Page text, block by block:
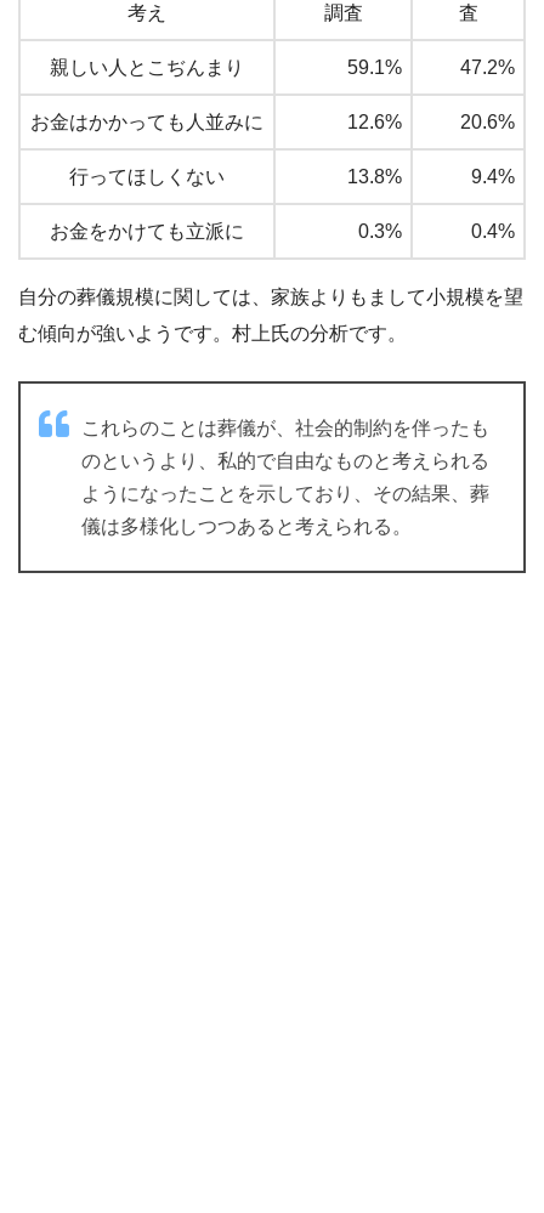
考え
調査
査
親しい人とこぢんまり 59.1% 47.2%
お金はかかっても人並みに 12.6% 20.6%
行ってほしくない 13.8% 9.4%
お金をかけても立派に 0.3% 0.4%
自分の葬儀規模に関しては、家族よりもまして小規模を望
む傾向が強いようです。村上氏の分析です。
これらのことは葬儀が、社会的制約を伴ったも
のというより、私的で自由なものと考えられる
ようになったことを示しており、その結果、葬
儀は多様化しつつあると考えられる。